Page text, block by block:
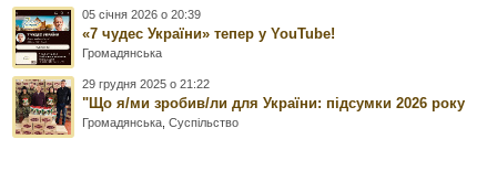
05 січня 2026 о 20:39
«7 чудес України» тепер у YouTube!
Громадянська
29 грудня 2025 о 21:22
"Що я/ми зробив/ли для України: підсумки 2026 року
Громадянська ,Суспільство